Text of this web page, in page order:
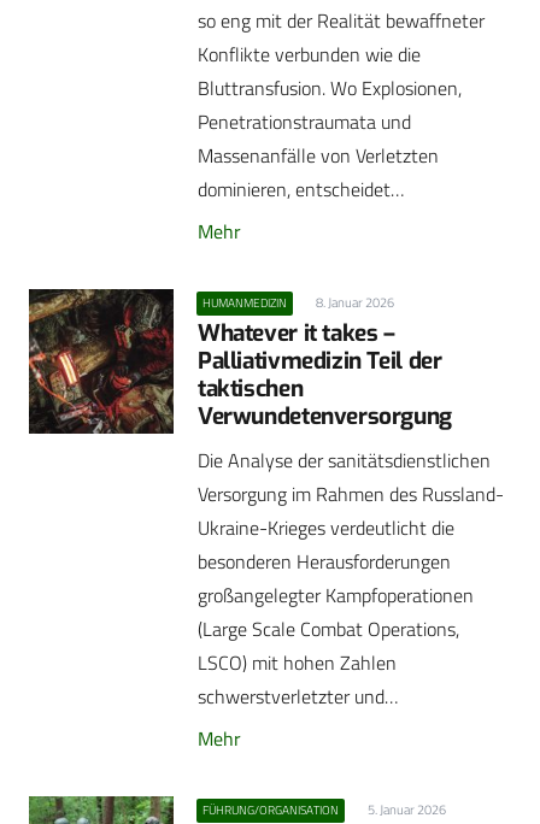
so eng mit der Realität bewaffneter
Konflikte verbunden wie die
Bluttransfusion. Wo Explosionen,
Penetrationstraumata und
Massenanfälle von Verletzten
dominieren, entscheidet…
Mehr
HUMANMEDIZIN 8. Januar 2026
Whatever it takes –
Palliativmedizin Teil der
taktischen
Verwundetenversorgung
Die Analyse der sanitätsdienstlichen
Versorgung im Rahmen des Russland-
Ukraine-Krieges verdeutlicht die
besonderen Herausforderungen
großangelegter Kampfoperationen
(Large Scale Combat Operations,
LSCO) mit hohen Zahlen
schwerstverletzter und…
Mehr
FÜHRUNG/ORGANISATION 5. Januar 2026